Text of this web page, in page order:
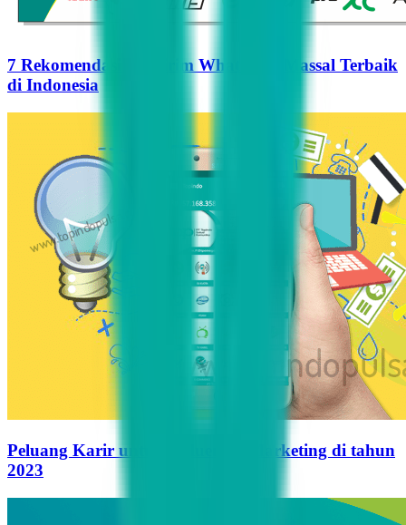
7 Rekomendasi Pengirim WhatsApp Massal Terbaik
di Indonesia
Peluang Karir untuk Influencer Marketing di tahun
2023